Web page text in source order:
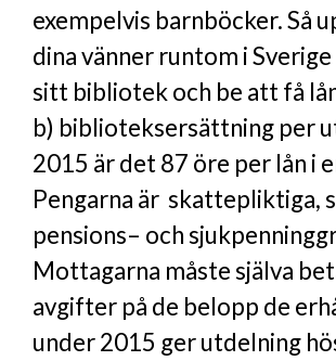
exempelvis barnböcker. Så
dina vänner runtom i
sitt bibliotek och be att få
b) biblioteksersättning per
2015 är det 87 öre per lån i
Pengarna är skattepliktiga,
pensions– och
Mottagarna måste själva
avgifter på de belopp de
under 2015 ger utdelning